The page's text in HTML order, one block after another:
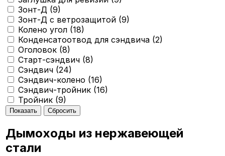
Зонт-Д (9)
Зонт-Д с ветрозащитой (9)
Колено угол (18)
Конденсатоотвод для сэндвича (2)
Оголовок (8)
Старт-сэндвич (8)
Сэндвич (24)
Сэндвич-колено (16)
Сэндвич-тройник (16)
Тройник (9)
Дымоходы из нержавеющей
стали